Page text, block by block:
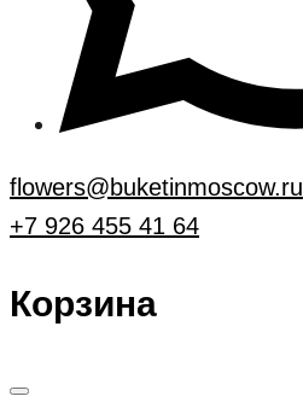
flowers@buketinmoscow.ru
+7 926 455 41 64
Корзина